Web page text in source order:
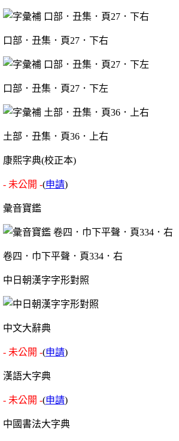
口部．丑集．頁27．下右
口部．丑集．頁27．下左
土部．丑集．頁36．上右
康熙字典(校正本)
- 未公開 -(申請)
彙音寶鑑
卷四．巾下平聲．頁334．右
中日朝漢字字形對照
中文大辭典
- 未公開 -(申請)
漢語大字典
- 未公開 -(申請)
中國書法大字典